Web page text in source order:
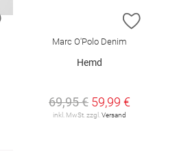
ZUR WUNSCHLISTE HINZUFÜGEN
ZUR
Marc O'Polo Denim
Hemd
69,95 € 59,99 €
inkl. MwSt. zzgl. Versand